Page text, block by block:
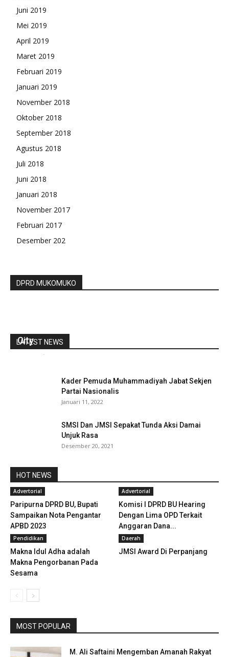
Juni 2019
Mei 2019
April 2019
Maret 2019
Februari 2019
Januari 2019
November 2018
Oktober 2018
September 2018
Agustus 2018
Juli 2018
Juni 2018
Januari 2018
November 2017
Februari 2017
Desember 202
DPRD MUKOMUKO
LATEST NEWS
City
-
Kader Pemuda Muhammadiyah Jabat Sekjen
Partai Nasionalis
Januari 11, 2022
SMSI Dan JMSI Sepakat Tunda Aksi Damai
Unjuk Rasa
Desember 20, 2021
HOT NEWS
Advertorial
Paripurna DPRD BU, Bupati
Sampaikan Nota Pengantar
APBD 2023
Advertorial
Komisi I DPRD BU Hearing
Dengan Lima OPD Terkait
Anggaran Dana...
Pendidikan
Makna Idul Adha adalah
Makna Pengorbanan Pada
Sesama
Daerah
JMSI Award Di Perpanjang
MOST POPULAR
M. Ali Saftaini Mengemban Amanah Rakyat